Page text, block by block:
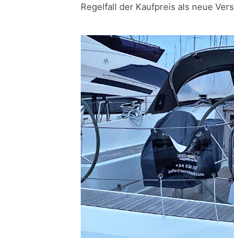
Regelfall der Kaufpreis als neue